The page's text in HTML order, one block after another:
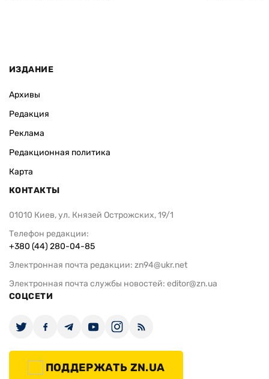
ИЗДАНИЕ
Архивы
Редакция
Реклама
Редакционная политика
Карта
КОНТАКТЫ
01010 Киев, ул. Князей Острожских, 19/1
Телефон редакции:
+380 (44) 280-04-85
Электронная почта редакции: zn94@ukr.net
Электронная почта службы новостей: editor@zn.ua
СОЦСЕТИ
ПОДДЕРЖАТЬ ZN.UA